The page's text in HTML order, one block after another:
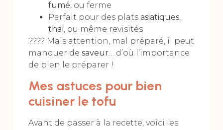
fumé, ou ferme
Parfait pour des plats asiatiques,
thaï, ou même revisités
???? Mais attention, mal préparé, il peut
manquer de saveur… d’où l’importance
de bien le préparer !
Mes astuces pour bien
cuisiner le tofu
Avant de passer à la recette, voici les